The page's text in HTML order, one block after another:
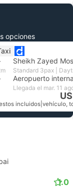
opciones
Llegada el mar. 11
incluidos vehículo,
1.0